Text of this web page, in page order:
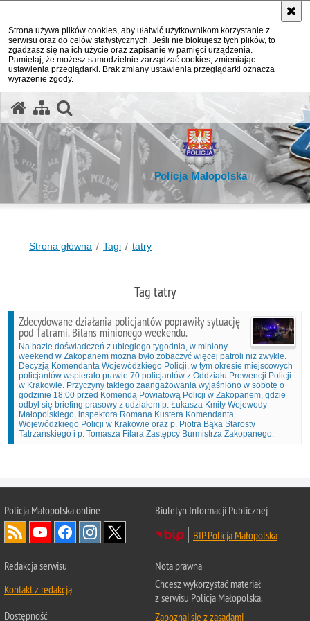
Strona używa plików cookies, aby ułatwić użytkownikom korzystanie z
serwisu oraz do celów statystycznych. Jeśli nie blokujesz tych plików, to
zgadzasz się na ich użycie oraz zapisanie w pamięci urządzenia.
Pamiętaj, że możesz samodzielnie zarządzać cookies, zmieniając
ustawienia przeglądarki. Brak zmiany ustawienia przeglądarki oznacza
wyrażenie zgody.
Policja Małopolska
Strona główna Tagi tatry
Tag tatry
Zdecydowane działania policjantów poprawiły sytuację
pod Tatrami. Bilans minionego weekendu.
Na bazie doświadczeń z ubiegłego tygodnia, w miniony
weekend w Zakopanem można było zobaczyć więcej patroli niż zwykle.
Decyzją Komendanta Wojewódzkiego Policji, w tym okresie miejscowych
policjantów wspierało prawie 70 policjantów z Oddziału Prewencji Policji
w Krakowie. Przyczyny takiego zaangażowania wyjaśniono w sobotę o
godzinie 18:00 przed Komendą Powiatową Policji w Zakopanem, gdzie
odbył się briefing prasowy z udziałem p. Łukasza Kmity Wojewody
Małopolskiego, inspektora Romana Kustera Komendanta
Wojewódzkiego Policji w Krakowie oraz p. Piotra Bąka Starosty
Tatrzańskiego i p. Tomasza Filara Zastępcy Burmistrza Zakopanego.
Policja Małopolska online
Biuletyn Informacji Publicznej
BIP Policja Małopolska
Redakcja serwisu
Kontakt z redakcją
Dostępność
Nota prawna
Chcesz wykorzystać materiał
z serwisu Policja Małopolska.
Zapoznaj się z zasadami